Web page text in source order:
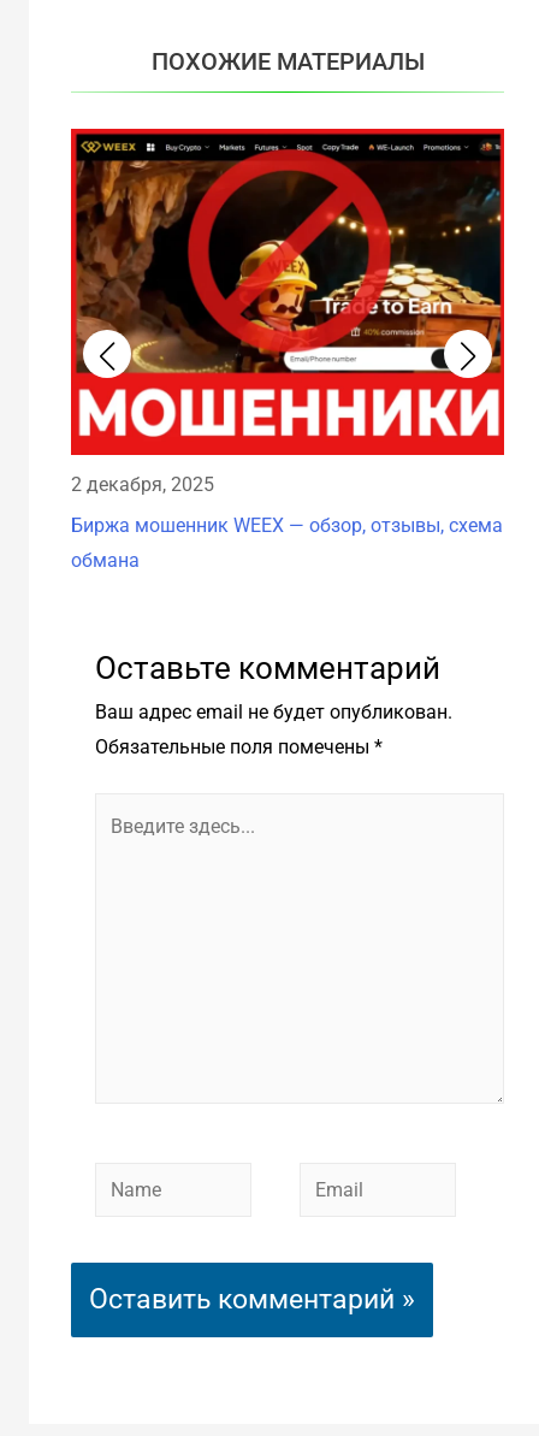
ПОХОЖИЕ МАТЕРИАЛЫ
2 декабря, 2025
Биржа мошенник WEEX — обзор, отзывы, схема
обмана
Оставьте комментарий
Ваш адрес email не будет опубликован.
Обязательные поля помечены *
Name Email